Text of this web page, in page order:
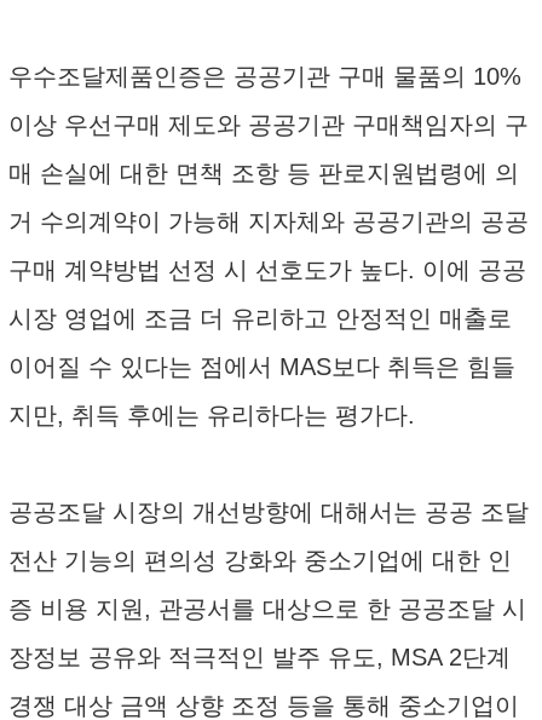
우수조달제품인증은 공공기관 구매 물품의 10%
이상 우선구매 제도와 공공기관 구매책임자의 구
매 손실에 대한 면책 조항 등 판로지원법령에 의
거 수의계약이 가능해 지자체와 공공기관의 공공
구매 계약방법 선정 시 선호도가 높다. 이에 공공
시장 영업에 조금 더 유리하고 안정적인 매출로
이어질 수 있다는 점에서 MAS보다 취득은 힘들
지만, 취득 후에는 유리하다는 평가다.
공공조달 시장의 개선방향에 대해서는 공공 조달
전산 기능의 편의성 강화와 중소기업에 대한 인
증 비용 지원, 관공서를 대상으로 한 공공조달 시
장정보 공유와 적극적인 발주 유도, MSA 2단계
경쟁 대상 금액 상향 조정 등을 통해 중소기업이